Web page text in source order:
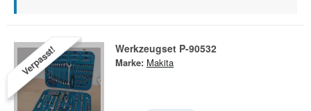
Verpasst! Werkzeugset P-90532
Marke: Makita